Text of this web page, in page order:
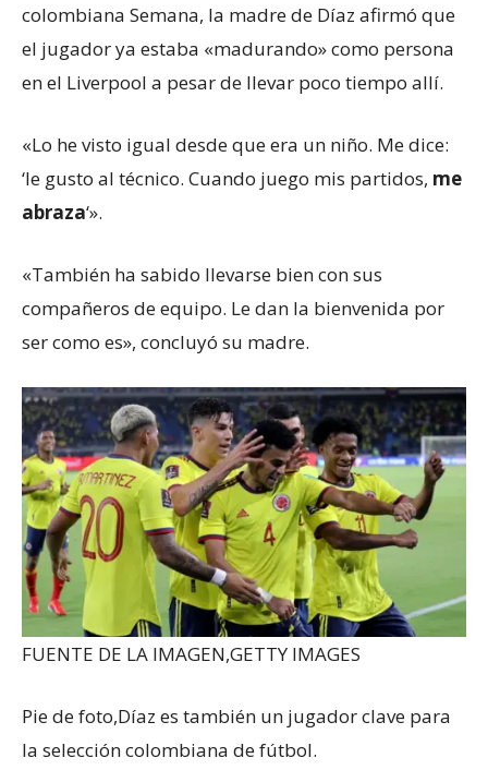
colombiana Semana, la madre de Díaz afirmó que
el jugador ya estaba «madurando» como persona
en el Liverpool a pesar de llevar poco tiempo allí.
«Lo he visto igual desde que era un niño. Me dice:
‘le gusto al técnico. Cuando juego mis partidos, me
abraza‘».
«También ha sabido llevarse bien con sus
compañeros de equipo. Le dan la bienvenida por
ser como es», concluyó su madre.
FUENTE DE LA IMAGEN,GETTY IMAGES
Pie de foto,Díaz es también un jugador clave para
la selección colombiana de fútbol.